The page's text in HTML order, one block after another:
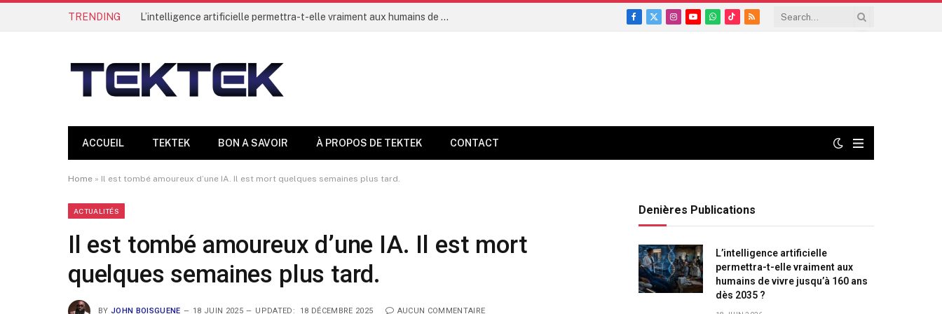
TRENDING L’intelligence artificielle permettra-t-elle vraiment aux humains de vivre jusqu’à 160 ans dès 2035 ?
Facebook
X
Instagram
YouTubeWhatsApp
TikTok
RSS
ACCUEIL TEKTEK BON A SAVOIR À PROPOS DE TEKTEK CONTACT
Home » Il est tombé amoureux d’une IA. Il est mort quelques semaines plus tard.
ACTUALITÉS
Il est tombé amoureux d’une IA. Il est mort
quelques semaines plus tard.
BY JOHN BOISGUENE 18 JUIN 2025 UPDATED: 18 DÉCEMBRE 2025 AUCUN COMMENTAIRE
Denières Publications
L’intelligence artificielle
permettra-t-elle vraiment aux
humains de vivre jusqu’à 160 ans
dès 2035 ?